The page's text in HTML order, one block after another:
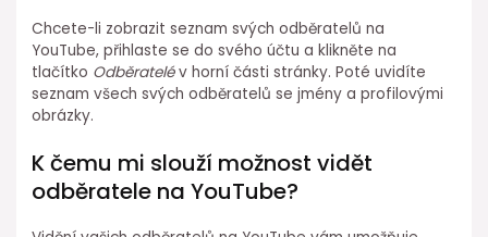
Chcete-li zobrazit seznam svých odběratelů na
YouTube, přihlaste se do svého účtu a klikněte na
tlačítko Odběratelév horní části stránky. Poté uvidíte
seznam všech svých odběratelů se jmény a profilovými
obrázky.
K čemu mi slouží možnost vidět
odběratele na YouTube?